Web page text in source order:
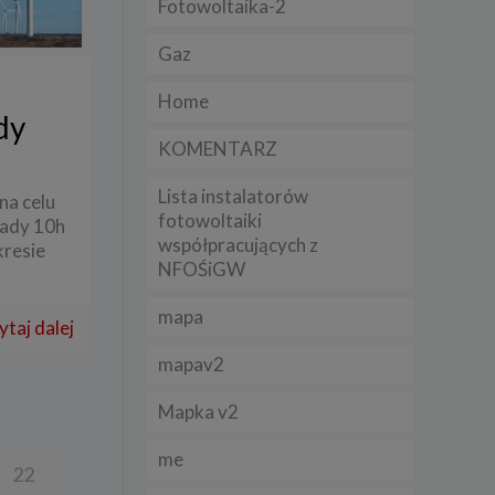
celu
10h
dalej
22
Fotowoltaika-2
Gaz
Home
KOMENTARZ
Lista instalatorów
fotowoltaiki
współpracujących z
NFOŚiGW
mapa
mapav2
Mapka v2
me